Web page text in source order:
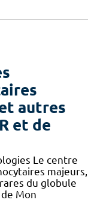
autres
et de
Le centre
majeurs,
du globule
Mon